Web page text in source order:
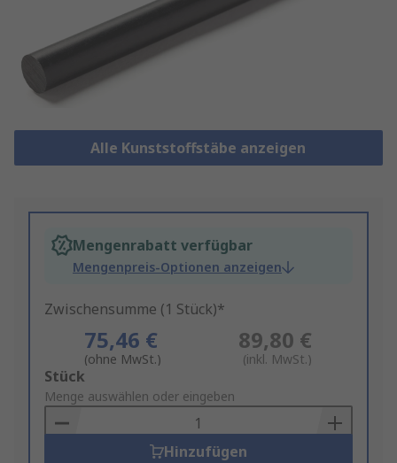
Alle Kunststoffstäbe anzeigen
Mengenrabatt verfügbar
Mengenpreis-Optionen anzeigen
Zwischensumme (1 Stück)*
75,46 €
(ohne MwSt.)
89,80 €
(inkl. MwSt.)
Add
to
Basket
Stück
Menge auswählen oder eingeben
Hinzufügen